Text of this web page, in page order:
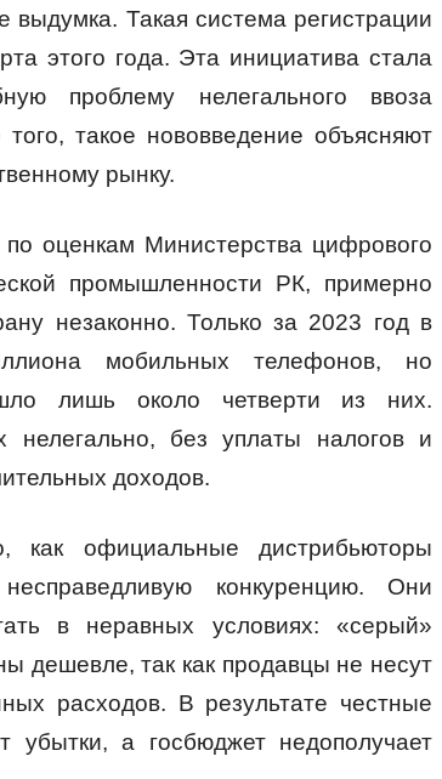
выдумка. Такая система регистрации
этого года. Эта инициатива стала
проблему нелегального ввоза
такое нововведение объясняют
рынку.
оценкам Министерства цифрового
промышленности РК, примерно
незаконно. Только за 2023 год в
мобильных телефонов, но
лишь около четверти из них.
нелегально, без уплаты налогов и
доходов.
как официальные дистрибьюторы
конкуренцию. Они
в неравных условиях: «серый»
дешевле, так как продавцы не несут
расходов. В результате честные
убытки, а госбюджет недополучает